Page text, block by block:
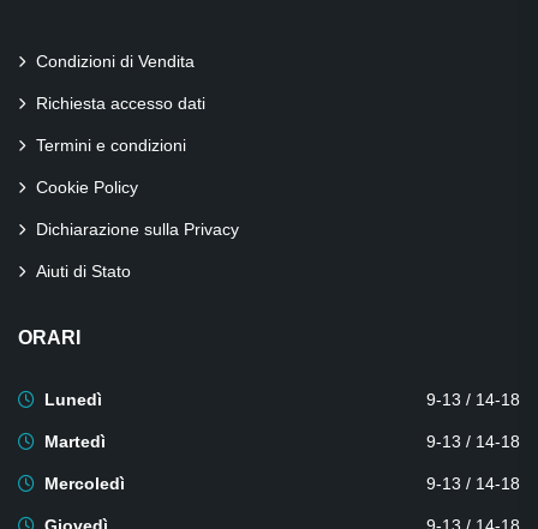
Condizioni di Vendita
Richiesta accesso dati
Termini e condizioni
Cookie Policy
Dichiarazione sulla Privacy
Aiuti di Stato
ORARI
Lunedì 9-13 / 14-18
Martedì 9-13 / 14-18
Mercoledì 9-13 / 14-18